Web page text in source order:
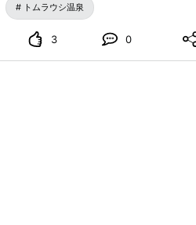
トムラウシ温泉
3 0